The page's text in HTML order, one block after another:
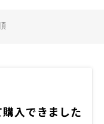
入できました